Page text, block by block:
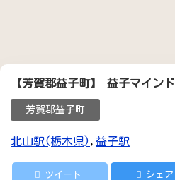
【芳賀郡益子町】 益子マインド
芳賀郡益子町
北山駅(栃木県), 益子駅
ツイート シェア